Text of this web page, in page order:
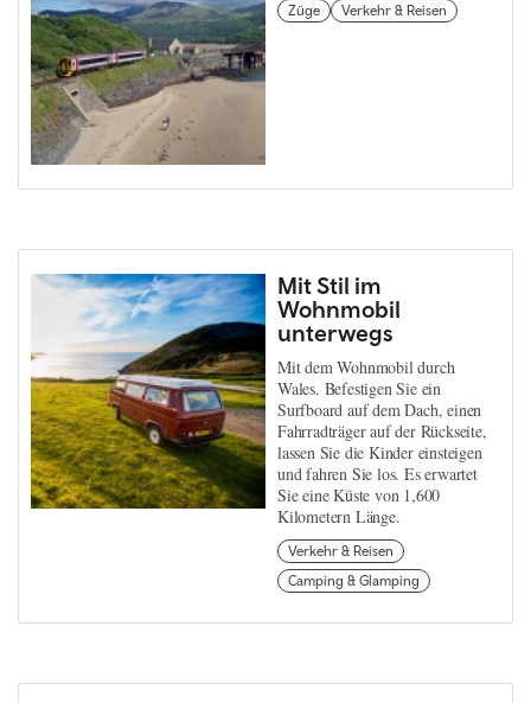
Züge Verkehr & Reisen
Mit Stil im
Wohnmobil
unterwegs
Mit dem Wohnmobil durch
Wales. Befestigen Sie ein
Surfboard auf dem Dach, einen
Fahrradträger auf der Rückseite,
lassen Sie die Kinder einsteigen
und fahren Sie los. Es erwartet
Sie eine Küste von 1,600
Kilometern Länge.
Verkehr & Reisen
Camping & Glamping